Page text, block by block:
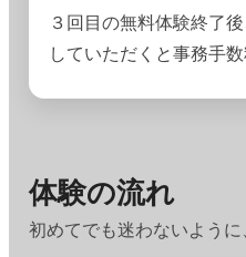
３回目の無料体験終了
していただくと事務手
体験の流れ
初めてでも迷わないように